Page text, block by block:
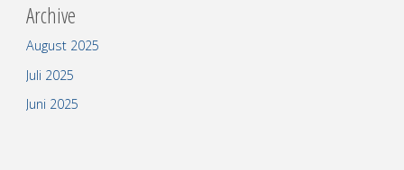
Archive
August 2025
Juli 2025
Juni 2025